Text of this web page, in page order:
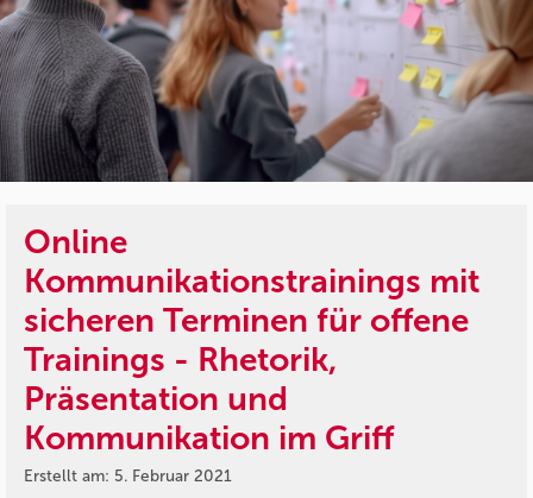
Online
Kommunikationstrainings mit
sicheren Terminen für offene
Trainings - Rhetorik,
Präsentation und
Kommunikation im Griff
Erstellt am: 5. Februar 2021